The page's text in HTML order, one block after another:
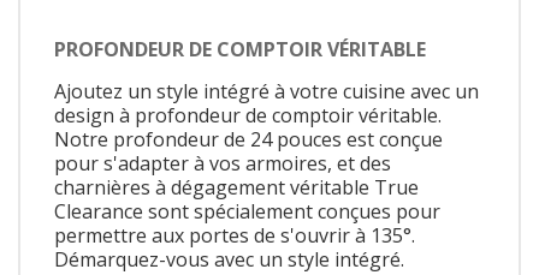
PROFONDEUR DE COMPTOIR VÉRITABLE
Ajoutez un style intégré à votre cuisine avec un
design à profondeur de comptoir véritable.
Notre profondeur de 24 pouces est conçue
pour s'adapter à vos armoires, et des
charnières à dégagement véritable True
Clearance sont spécialement conçues pour
permettre aux portes de s'ouvrir à 135°.
Démarquez-vous avec un style intégré.